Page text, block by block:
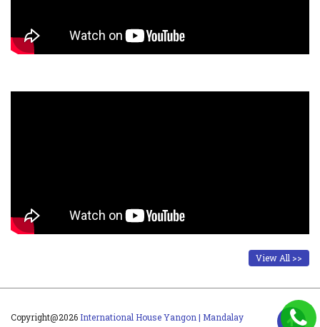
View All >>
Copyright@2026 International House Yangon | Mandalay